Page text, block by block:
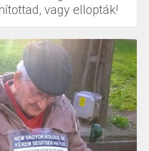
vagy ellopták!